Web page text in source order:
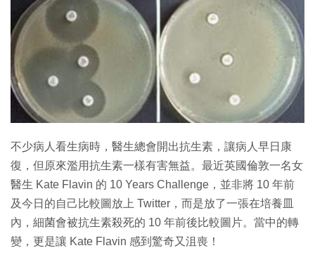
Enterprise Digital Transformation
特集
不少病人看生病時，醫生總會開出抗生素，讓病人早日康
復，但原來濫用抗生素一樣有害無益。最近英國倫敦一名女
醫生 Kate Flavin 的 10 Years Challenge，並非將 10 年前
及今日的自己比較圖放上 Twitter，而是放了一張在培養皿
內，細菌會被抗生素殺死的 10 年前後比較圖片。當中的轉
變，更是讓 Kate Flavin 感到驚奇又沮喪！